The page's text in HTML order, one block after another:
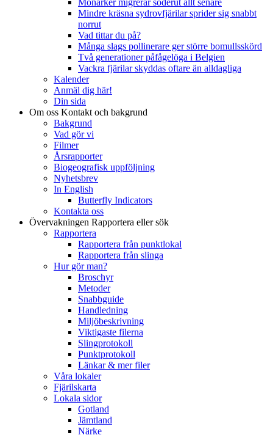
Mindre kräsna sydrovfjärilar sprider sig snabbt
norrut
Vad tittar du på?
Många slags pollinerare ger större bomullsskörd
Två generationer påfågelöga i Belgien
Vackra fjärilar skyddas oftare än alldagliga
Kalender
Anmäl dig här!
Din sida
Om oss Kontakt och bakgrund
Bakgrund
Vad gör vi
Filmer
Årsrapporter
Biogeografisk uppföljning
Nyhetsbrev
In English
Butterfly Indicators
Kontakta oss
Övervakningen Rapportera eller sök
Rapportera
Rapportera från punktlokal
Rapportera från slinga
Hur gör man?
Broschyr
Metoder
Snabbguide
Handledning
Miljöbeskrivning
Viktigaste filerna
Slingprotokoll
Punktprotokoll
Länkar & mer filer
Våra lokaler
Fjärilskarta
Lokala sidor
Gotland
Jämtland
Närke